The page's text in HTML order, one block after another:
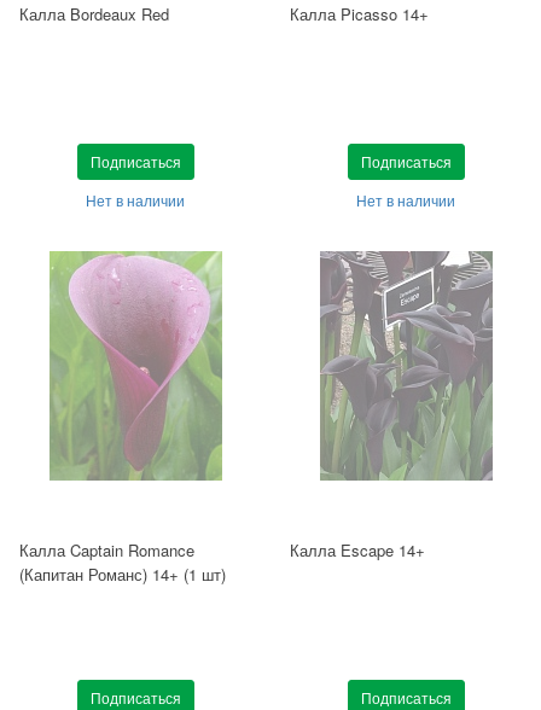
Калла Bordeaux Red
Подписаться
Нет в наличии
Калла Picasso 14+
Подписаться
Нет в наличии
Калла Captain Romance
(Капитан Романс) 14+ (1 шт)
Подписаться
Калла Escape 14+
Подписаться